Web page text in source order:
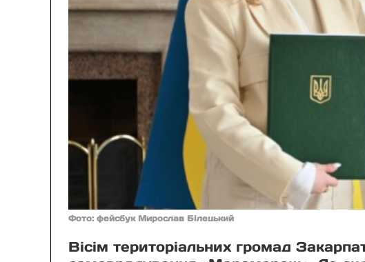
Фото: фейсбук Мирослав Білецький
Вісім територіальних громад